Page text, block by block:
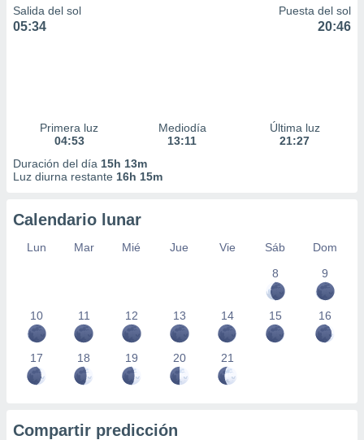
Salida del sol
05:34
Puesta del sol
20:46
Primera luz
04:53
Mediodía
13:11
Última luz
21:27
Duración del día 15h 13m
Luz diurna restante 16h 15m
Calendario lunar
Lun Mar Mié Jue Vie Sáb
Dom
8
9
10 11 12 13 14 15 16
17 18 19 20 21
Compartir predicción